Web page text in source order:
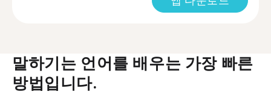
말하기는 언어를 배우는 가장 빠른
방법입니다.